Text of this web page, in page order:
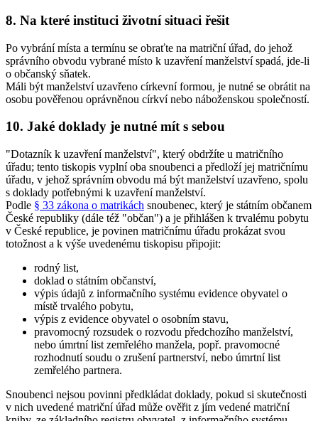
8. Na které instituci životní situaci řešit
Po vybrání místa a termínu se obraťte na matriční úřad, do jehož
správního obvodu vybrané místo k uzavření manželství spadá, jde-li
o občanský sňatek.
Máli být manželství uzavřeno církevní formou, je nutné se obrátit na
osobu pověřenou oprávněnou církví nebo náboženskou společností.
10. Jaké doklady je nutné mít s sebou
"Dotazník k uzavření manželství", který obdržíte u matričního
úřadu; tento tiskopis vyplní oba snoubenci a předloží jej matričnímu
úřadu, v jehož správním obvodu má být manželství uzavřeno, spolu
s doklady potřebnými k uzavření manželství.
Podle § 33 zákona o matrikách snoubenec, který je státním občanem
České republiky (dále též "občan") a je přihlášen k trvalému pobytu
v České republice, je povinen matričnímu úřadu prokázat svou
totožnost a k výše uvedenému tiskopisu připojit:
rodný list,
doklad o státním občanství,
výpis údajů z informačního systému evidence obyvatel o
místě trvalého pobytu,
výpis z evidence obyvatel o osobním stavu,
pravomocný rozsudek o rozvodu předchozího manželství,
nebo úmrtní list zemřelého manžela, popř. pravomocné
rozhodnutí soudu o zrušení partnerství, nebo úmrtní list
zemřelého partnera.
Snoubenci nejsou povinni předkládat doklady, pokud si skutečnosti
v nich uvedené matriční úřad může ověřit z jím vedené matriční